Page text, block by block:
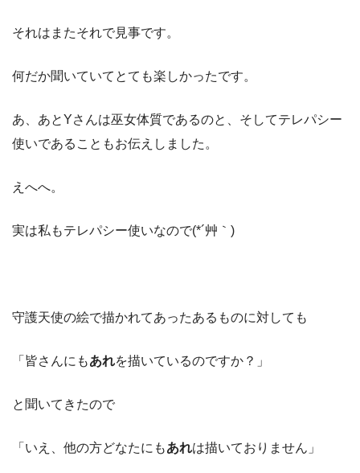
それはまたそれで見事です。
何だか聞いていてとても楽しかったです。
あ、あとYさんは巫女体質であるのと、そしてテレパシー
使いであることもお伝えしました。
えへへ。
実は私もテレパシー使いなので(*´艸｀)
守護天使の絵で描かれてあったあるものに対しても
「皆さんにもあれを描いているのですか？」
と聞いてきたので
「いえ、他の方どなたにもあれは描いておりません」